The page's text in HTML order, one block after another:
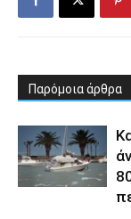
Παρόμοια άρθρα